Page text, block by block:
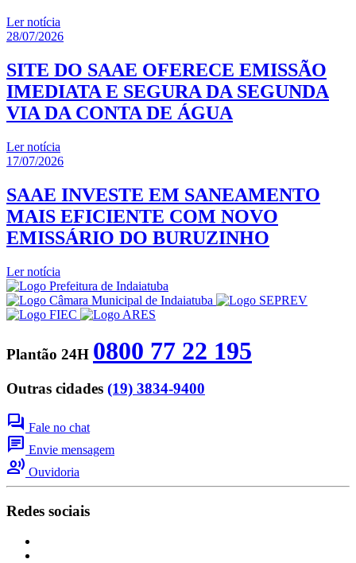
Ler notícia
28/07/2026
SITE DO SAAE OFERECE EMISSÃO
IMEDIATA E SEGURA DA SEGUNDA
VIA DA CONTA DE ÁGUA
Ler notícia
17/07/2026
SAAE INVESTE EM SANEAMENTO
MAIS EFICIENTE COM NOVO
EMISSÁRIO DO BURUZINHO
Ler notícia
Plantão 24H 0800 77 22 195
Outras cidades (19) 3834-9400
forum Fale no chat
chat Envie mensagem
record_voice_over Ouvidoria
Redes sociais